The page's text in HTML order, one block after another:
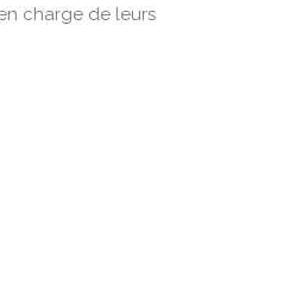
charge de leurs